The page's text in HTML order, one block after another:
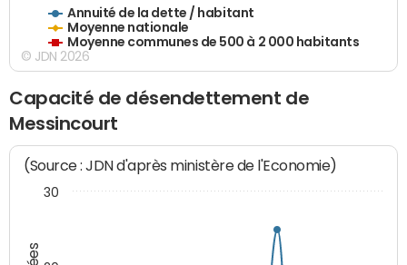
Annuité de la dette / habitant
Moyenne nationale
Moyenne communes de 500 à 2 000 habitants
© JDN 2026
Capacité de désendettement de
Messincourt
(Source : JDN d'après ministère de l'Economie)
30